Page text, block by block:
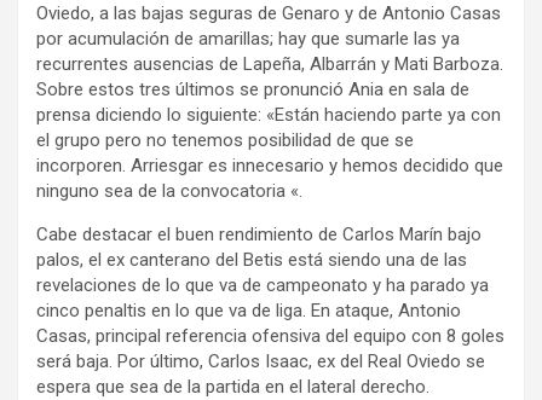
Oviedo, a las bajas seguras de Genaro y de Antonio Casas
por acumulación de amarillas; hay que sumarle las ya
recurrentes ausencias de Lapeña, Albarrán y Mati Barboza.
Sobre estos tres últimos se pronunció Ania en sala de
prensa diciendo lo siguiente: «Están haciendo parte ya con
el grupo pero no tenemos posibilidad de que se
incorporen. Arriesgar es innecesario y hemos decidido que
ninguno sea de la convocatoria «.
Cabe destacar el buen rendimiento de Carlos Marín bajo
palos, el ex canterano del Betis está siendo una de las
revelaciones de lo que va de campeonato y ha parado ya
cinco penaltis en lo que va de liga. En ataque, Antonio
Casas, principal referencia ofensiva del equipo con 8 goles
será baja. Por último, Carlos Isaac, ex del Real Oviedo se
espera que sea de la partida en el lateral derecho.